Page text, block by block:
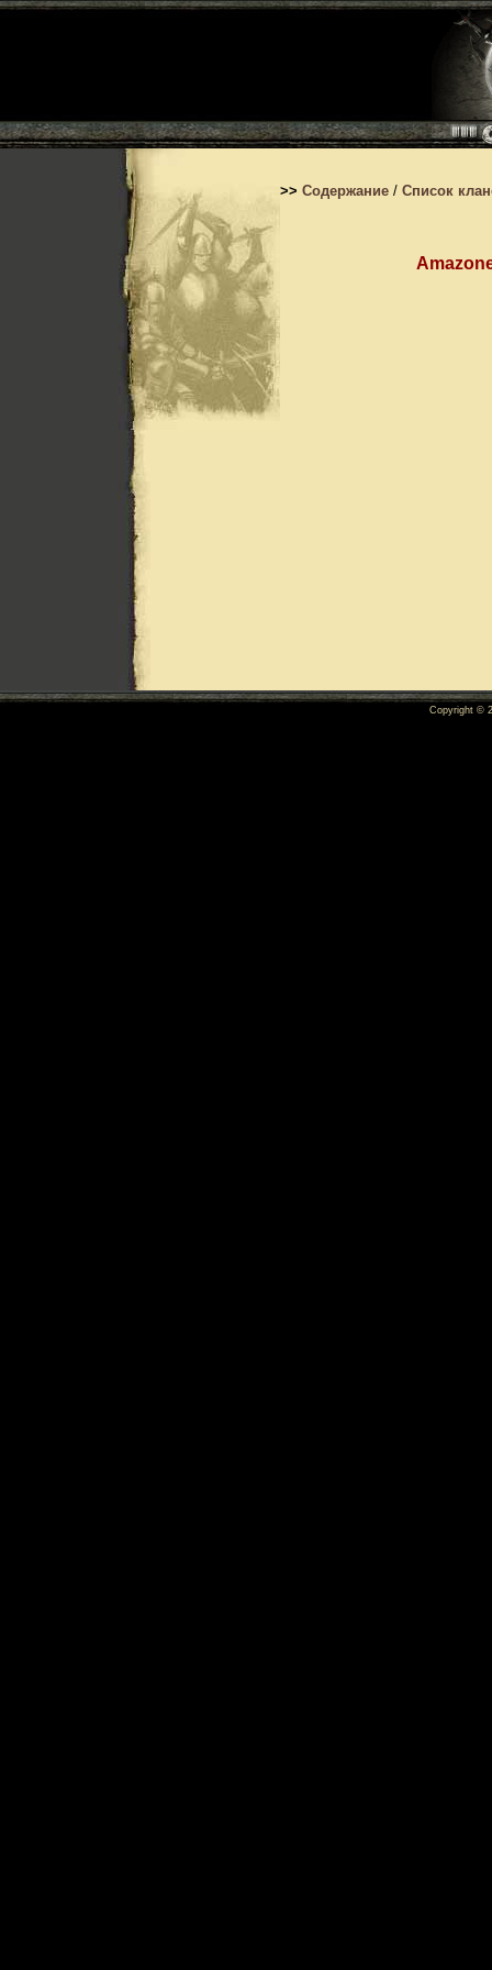
>> Содержание / Список
Copyright ©